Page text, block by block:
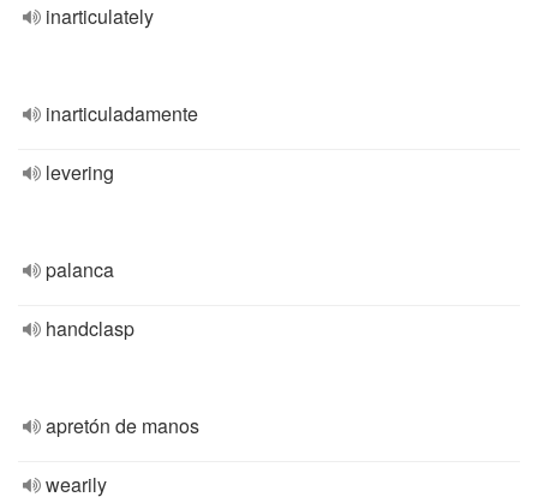
inarticulately
inarticuladamente
levering
palanca
handclasp
apretón de manos
wearily